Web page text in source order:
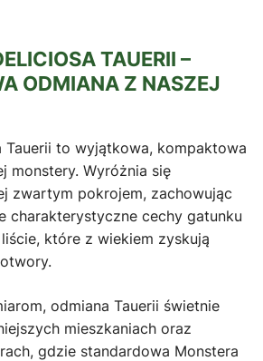
TAUERII –
ODMIANA Z NASZEJ
Tauerii to wyjątkowa, kompaktowa
monstery. Wyróżnia się
zwartym pokrojem, zachowując
charakterystyczne cechy gatunku
które z wiekiem zyskują
odmiana Tauerii świetnie
mieszkaniach oraz
gdzie standardowa Monstera